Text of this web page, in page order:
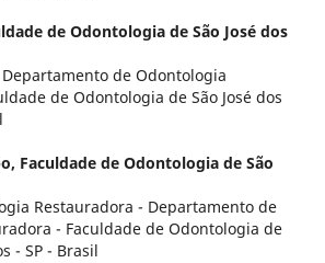
de Odontologia de São José dos
de Odontologia
de Odontologia de São José dos
Faculdade de Odontologia de São
Restauradora - Departamento de
- Faculdade de Odontologia de
- SP - Brasil